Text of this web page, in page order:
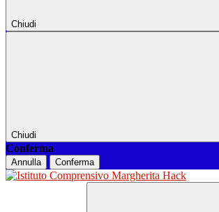
Chiudi
Chiudi
Conferma
Annulla Conferma